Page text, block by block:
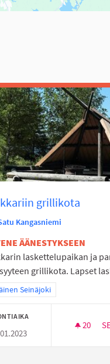
grillikota
Kangasniemi
ÄÄNESTYKSEEN
laskettelupaikan ja
grillikota. Lapset
tulokset teeman mukaan:
Seinäjoki
20